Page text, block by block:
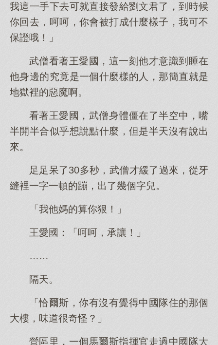
我這一手下去可就直接發給劉文君了，到時候
你回去，呵呵，你會被打成什麼樣子，我可不
保證哦！」
武僧看著王愛國，這一刻他才意識到睡在
他身邊的究竟是一個什麼樣的人，那簡直就是
地獄裡的惡魔啊。
看著王愛國，武僧身體僵在了半空中，嘴
半開半合似乎想說點什麼，但是半天沒有說出
來。
足足呆了30多秒，武僧才緩了過來，從牙
縫裡一字一頓的蹦，出了幾個字兒。
「我他媽的算你狠！」
王愛國：「呵呵，承讓！」
……
隔天。
「恰爾斯，你有沒有覺得中國隊住的那個
大樓，味道很奇怪？」
營區里，一個馬爾斯指揮官走過中國隊大